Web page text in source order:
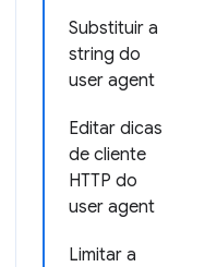
Substituir a
string do
user agent
Editar dicas
de cliente
HTTP do
user agent
Limitar a